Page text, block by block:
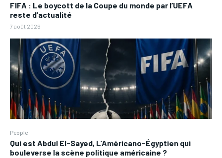
FIFA : Le boycott de la Coupe du monde par l’UEFA
reste d’actualité
7 août 2026
People
Qui est Abdul El-Sayed, L’Américano-Égyptien qui
bouleverse la scène politique américaine ?